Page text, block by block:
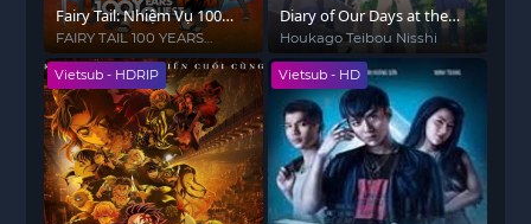
Fairy Tail: Nhiệm Vụ 100
Năm
FAIRY TAIL 100 YEARS
QUEST
Diary of Our Days at the
Breakwater
Houkago Teibou Nisshi
Vietsub - HDRIP Vietsub - HD